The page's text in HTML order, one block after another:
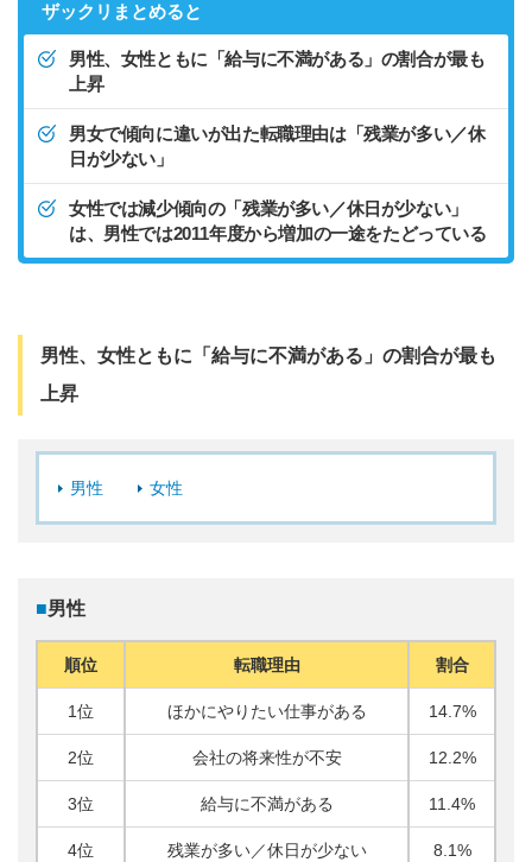
ザックリまとめると
男性、女性ともに「給与に不満がある」の割合が最も
上昇
男女で傾向に違いが出た転職理由は「残業が多い／休
日が少ない」
女性では減少傾向の「残業が多い／休日が少ない」
は、男性では2011年度から増加の一途をたどっている
男性、女性ともに「給与に不満がある」の割合が最も
上昇
男性 女性
■男性
順位 転職理由 割合
1位 ほかにやりたい仕事がある 14.7%
2位 会社の将来性が不安 12.2%
3位 給与に不満がある 11.4%
4位 残業が多い／休日が少ない 8.1%